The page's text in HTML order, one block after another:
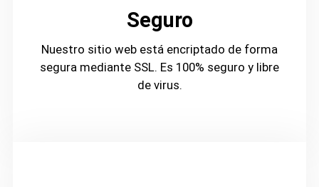
Seguro
Nuestro sitio web está encriptado de forma
segura mediante SSL. Es 100% seguro y libre
de virus.